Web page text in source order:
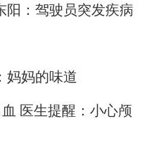
阳：驾驶员突发疾病
妈妈的味道
医生提醒：小心颅